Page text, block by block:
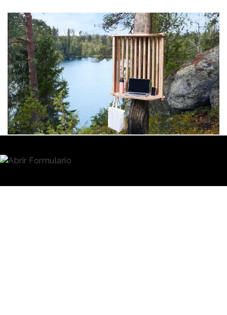
Elteletrabajoha abierto un mundo de opciones